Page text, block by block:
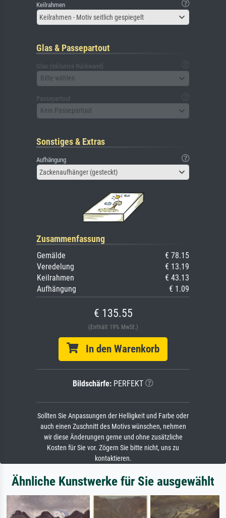
Keilrahmen
Keilrahmen - Motiv seitlich gespiegelt
Glas & Passepartout
Glas (inklusive Rückwand)
Bitte wählen
Passepartout
Kein Passepartout
Sonstiges & Extras
Aufhängung
Zackenaufhänger (gesteckt)
Zusammenfassung
Gemälde
€ 78.15
Veredelung
€ 13.19
Keilrahmen
€ 43.13
Aufhängung
€ 1.09
€ 135.55
(Enthält 19% MwSt.)
In den Warenkorb
Bildschärfe: PERFEKT
Sollten Sie Anpassungen der Helligkeit und Farbe oder
auch einen Zuschnitt des Motivs wünschen, nehmen
wir diese Änderungen gerne und ohne zusätzliche
Kosten für Sie vor. Zögern Sie bitte nicht, uns zu
kontaktieren.
Ähnliche Kunstwerke für Sie ausgewählt